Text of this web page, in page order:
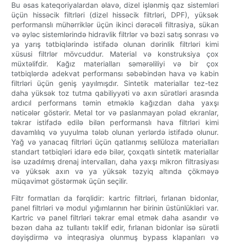
Bu əsas kateqoriyalardan əlavə, dizel işlənmiş qaz sistemləri
üçün hissəcik filtrləri (dizel hissəcik filtrləri, DPF), yüksək
performanslı mühərriklər üçün ikinci dərəcəli filtrasiya, sükan
və əyləc sistemlərində hidravlik filtrlər və bəzi satış sonrası və
ya yarış tətbiqlərində istifadə olunan dərinlik filtrləri kimi
xüsusi filtrlər mövcuddur. Material və konstruksiya çox
müxtəlifdir. Kağız materialları səmərəliliyi və bir çox
tətbiqlərdə adekvat performansı səbəbindən hava və kabin
filtrləri üçün geniş yayılmışdır. Sintetik materiallar tez-tez
daha yüksək toz tutma qabiliyyəti və axın sürətləri arasında
ardıcıl performans təmin etməklə kağızdan daha yaxşı
nəticələr göstərir. Metal tor və paslanmayan polad ekranlar,
təkrar istifadə edilə bilən performanslı hava filtrləri kimi
davamlılıq və yuyulma tələb olunan yerlərdə istifadə olunur.
Yağ və yanacaq filtrləri üçün qatlanmış sellüloza materialları
standart tətbiqləri idarə edə bilər, çoxqatlı sintetik materiallar
isə uzadılmış drenaj intervalları, daha yaxşı mikron filtrasiyası
və yüksək axın və ya yüksək təzyiq altında çökməyə
müqavimət göstərmək üçün seçilir.
Filtr formatları da fərqlidir: kartric filtrləri, fırlanan bidonlar,
panel filtrləri və modul yığımlarının hər birinin üstünlükləri var.
Kartric və panel filtrləri təkrar emal etmək daha asandır və
bəzən daha az tullantı təklif edir, fırlanan bidonlar isə sürətli
dəyişdirmə və inteqrasiya olunmuş bypass klapanları və